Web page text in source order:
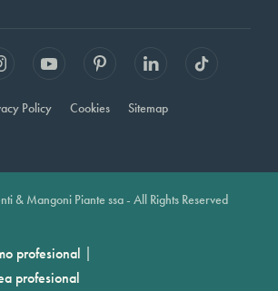
Policy Cookies Sitemap
& Mangoni Piante ssa - All Rights Reserved
profesional |
profesional